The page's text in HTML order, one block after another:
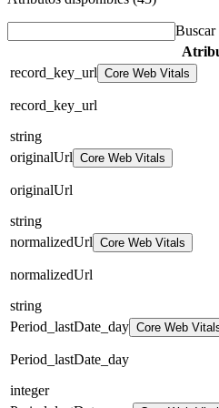
Buscar
record_key_url Core Web Vitals
record_key_url
string
originalUrl Core Web Vitals
originalUrl
string
normalizedUrl Core Web Vitals
normalizedUrl
string
Period_lastDate_day Core Web
Period_lastDate_day
integer